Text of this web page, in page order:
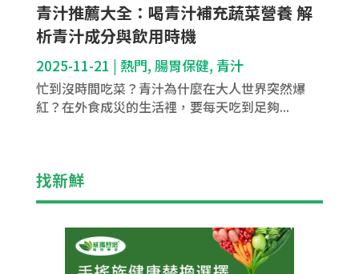
青汁推薦大全：喝青汁補充蔬菜營養 解
析青汁成分與飲用時機
2025-11-21 | 熱門, 腸胃保健, 青汁
忙到沒時間吃菜？青汁為什麼在大人世界突然爆
紅？在外食成災的生活裡，要每天吃到足夠...
找新鮮